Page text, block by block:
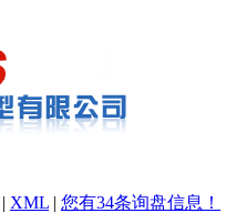
| XML | 您有34条询盘信息！